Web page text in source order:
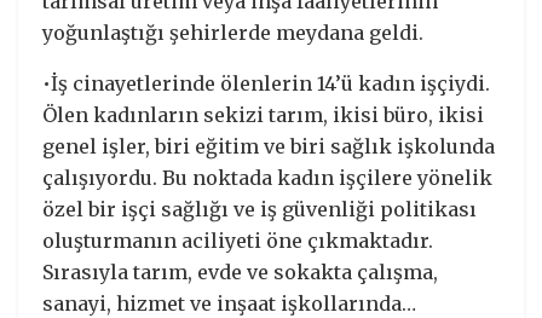
yoğunlaştığı şehirlerde meydana geldi.
•İş cinayetlerinde ölenlerin 14’ü kadın işçiydi.
Ölen kadınların sekizi tarım, ikisi büro, ikisi
genel işler, biri eğitim ve biri sağlık işkolunda
çalışıyordu. Bu noktada kadın işçilere yönelik
özel bir işçi sağlığı ve iş güvenliği politikası
oluşturmanın aciliyeti öne çıkmaktadır.
Sırasıyla tarım, evde ve sokakta çalışma,
sanayi, hizmet ve inşaat işkollarında…